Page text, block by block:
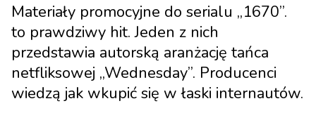
Materiały promocyjne do serialu „1670”.
to prawdziwy hit. Jeden z nich
przedstawia autorską aranżację tańca
netfliksowej „Wednesday”. Producenci
wiedzą jak wkupić się w łaski internautów.